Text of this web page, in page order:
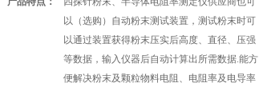
以（选购）自动粉末测试装置，测试粉末时可
以通过装置获得粉末压实后高度、直径、压强
等数据，输入仪器后自动计算出所需数据.能方
便解决粉末及颗粒物料电阻、电阻率及电导率